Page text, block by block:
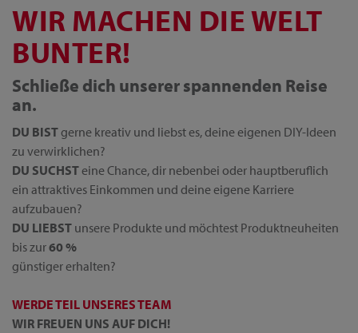
WIR MACHEN DIE WELT
BUNTER!
Schließe dich unserer spannenden Reise
an.
DU BISTgerne kreativ und liebst es, deine eigenen DIY-Ideen
zu verwirklichen?
DU SUCHSTeine Chance, dir nebenbei oder hauptberuflich
ein attraktives Einkommen und deine eigene Karriere
aufzubauen?
DU LIEBST unsere Produkte und möchtest Produktneuheiten
bis zur60 %
günstiger erhalten?
WERDE TEIL UNSERES TEAM
WIR FREUEN UNS AUF DICH!